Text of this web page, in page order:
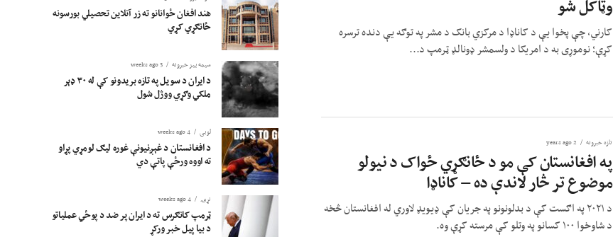
وټاکل شو
کارني، چې پخوا یې د کاناډا د مرکزي بانک د مشر په توګه یې دنده ترسره
کړې؛ نوموړی به د امریکا د ولسمشر ډونالډ ټرمپ د...
تازه خبرونه 2 years ago
په افغانستان کې مو د ځانګړي ځواک د نیولو
موضوع تر څار لاندې ده – کاناډا
د ۲۰۲۱ په اګست کې د بدلونونو په جریان کې ډیویډ لاوري له افغانستان څخه
د شاوخوا ۱۰۰ کسانو په وتلو کې مرسته کړې وه.
هند افغان ځوانانو ته زر آنلاین تحصیلي بورسونه
ځانګړي کړي
سیمه ییز خبرونه 3 weeks ago
د ایران د سویل په تازه بریدونو کې له ۳۰ ډېر
ملکي وګړي ووژل شول
لوبی 4 weeks ago
د افغانستان د غېږنیونې غوره لیګ لومړي پړاو
ته اووه ورځې پاتې دي
نړۍ 4 weeks ago
ټرمپ کانګرس ته د ایران پر ضد د پوځي عملیاتو
د بیا پیل خبر ورکړ